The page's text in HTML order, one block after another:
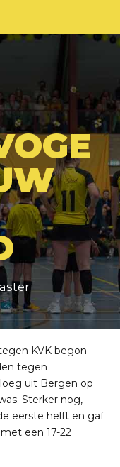
KVK begon
tegen
uit Bergen op
Sterker nog,
eerste helft en gaf
een 17-22